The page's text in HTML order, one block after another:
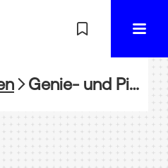
Genie- und Pionnierwesen : (Gruppe XVI, Section 3) ; Bericht ; Militär-Unterrichtswesen : (Gruppe XVI, Section 5) ; Bericht